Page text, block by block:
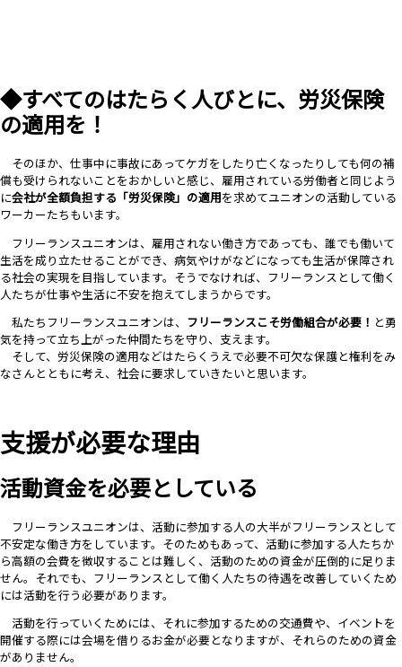
◆すべてのはたらく人びとに、労災保険
の適用を！
そのほか、仕事中に事故にあってケガをしたり亡くなったりしても何の補
償も受けられないことをおかしいと感じ、雇用されている労働者と同じよう
に会社が全額負担する「労災保険」の適用を求めてユニオンの活動している
ワーカーたちもいます。
フリーランスユニオンは、雇用されない働き方であっても、誰でも働いて
生活を成り立たせることができ、病気やけがなどになっても生活が保障され
る社会の実現を目指しています。そうでなければ、フリーランスとして働く
人たちが仕事や生活に不安を抱えてしまうからです。
私たちフリーランスユニオンは、 フリーランスこそ労働組合が必要！ と勇
気を持って立ち上がった仲間たちを守り、支えます。
そして、労災保険の適用などはたらくうえで必要不可欠な保護と権利をみ
なさんとともに考え、社会に要求していきたいと思います。
支援が必要な理由
活動資金を必要としている
フリーランスユニオンは、活動に参加する人の大半がフリーランスとして
不安定な働き方をしています。そのためもあって、活動に参加する人たちか
ら高額の会費を徴収することは難しく、活動のための資金が圧倒的に足りま
せん。それでも、フリーランスとして働く人たちの待遇を改善していくため
には活動を行う必要があります。
活動を行っていくためには、それに参加するための交通費や、イベントを
開催する際には会場を借りるお金が必要となりますが、それらのための資金
がありません。